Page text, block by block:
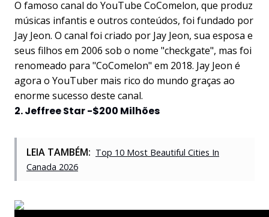
O famoso canal do YouTube CoComelon, que produz
músicas infantis e outros conteúdos, foi fundado por
Jay Jeon. O canal foi criado por Jay Jeon, sua esposa e
seus filhos em 2006 sob o nome "checkgate", mas foi
renomeado para "CoComelon" em 2018. Jay Jeon é
agora o YouTuber mais rico do mundo graças ao
enorme sucesso deste canal.
2. Jeffree Star -$200 Milhões
LEIA TAMBÉM: Top 10 Most Beautiful Cities In
Canada 2026